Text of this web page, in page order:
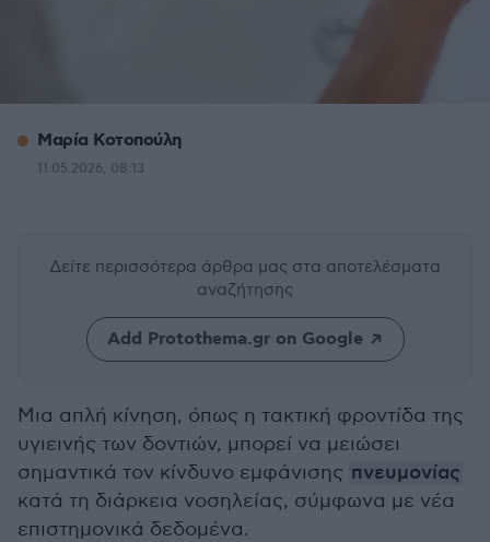
Μαρία Κοτοπούλη
11.05.2026, 08:13
Δείτε περισσότερα άρθρα μας στα αποτελέσματα
αναζήτησης
Add Protothema.gr on Google
Μια απλή κίνηση, όπως η τακτική φροντίδα της
υγιεινής των δοντιών, μπορεί να μειώσει
σημαντικά τον κίνδυνο εμφάνισης πνευμονίας
κατά τη διάρκεια νοσηλείας, σύμφωνα με νέα
επιστημονικά δεδομένα.